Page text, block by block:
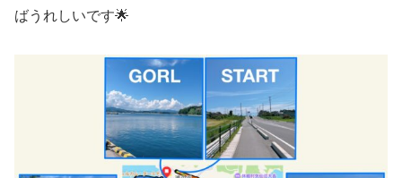
ばうれしいです🌟